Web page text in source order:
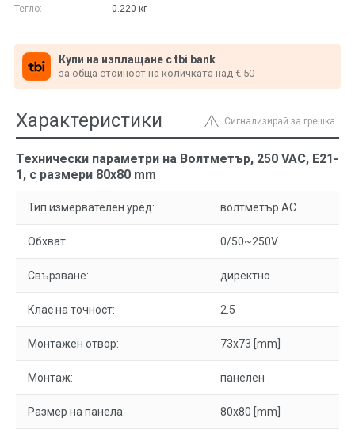
Тегло:
0.220 кг
Купи на изплащане с tbi bank
за обща стойност на количката над € 50
Сигнализирай за грешка
Характеристики
Технически параметри на Волтметър, 250 VAC, E21-
1, с размери 80x80 mm
Тип измервателен уред: волтметър AC
Обхват: 0/50~250V
Свързване: директно
Клас на точност: 2.5
Монтажен отвор: 73x73 [mm]
Монтаж: панелен
Размер на панела: 80x80 [mm]